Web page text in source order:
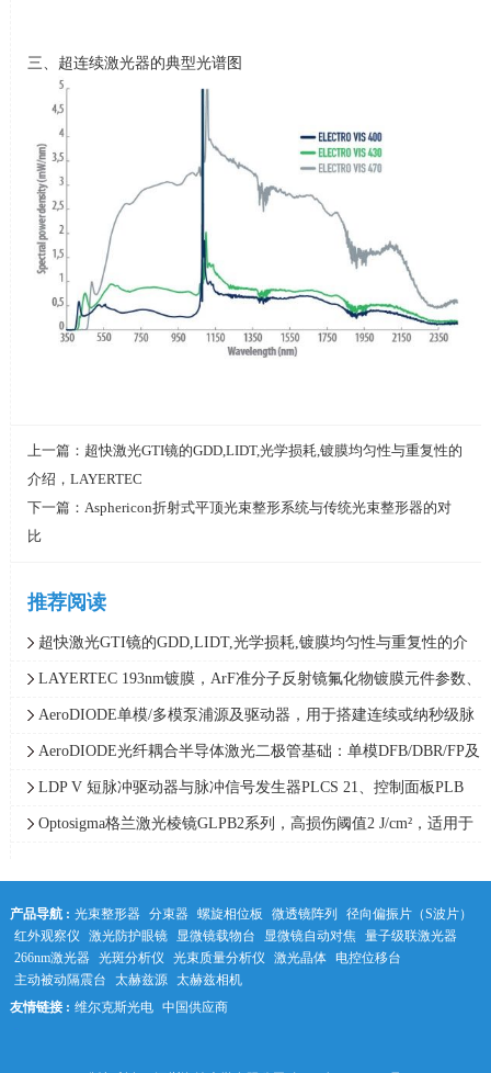
三、超连续激光器的典型光谱图
上一篇： 超快激光GTI镜的GDD,LIDT,光学损耗,镀膜均匀性与重复性的
介绍，LAYERTEC
下一篇： Asphericon折射式平顶光束整形系统与传统光束整形器的对
比
推荐阅读
超快激光GTI镜的GDD,LIDT,光学损耗,镀膜均匀性与重复性的介
绍，LAYERTEC
LAYERTEC 193nm镀膜，ArF准分子反射镜氟化物镀膜元件参数、
损伤阈值与光谱性能介绍
AeroDIODE单模/多模泵浦源及驱动器，用于搭建连续或纳秒级脉
宽MOPA架构光纤激光器
AeroDIODE光纤耦合半导体激光二极管基础：单模DFB/DBR/FP及
多模光纤耦合激光二极管结构区别
LDP V 短脉冲驱动器与脉冲信号发生器PLCS 21、控制面板PLB
21 组合安装接线参数设置指南 | PicoLAS
Optosigma格兰激光棱镜GLPB2系列，高损伤阈值2 J/cm²，适用于
产品导航 : 光束整形器 分束器 螺旋相位板 微透镜阵列
径向偏振片（S波片）
红外观察仪
激光防护眼镜 显微镜载物台 显微镜自动对焦 量子级联激光器
266nm激光器 光斑分析仪 光束质量分析仪 激光晶体
电控位移台
主动被动隔震台
太赫兹源 太赫兹相机
友情链接 : 维尔克斯光电 中国供应商